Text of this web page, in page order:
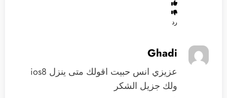
رد
Ghadi
عزيزي انس حبيت اقولك متى ينزل ios8
ولك جزيل الشكر